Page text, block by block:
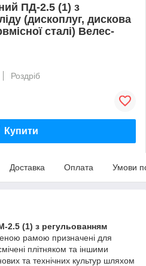
ПД-2.5 (1) з
(дископлуг, дискова
сталі) Велес-
Роздріб
Купити
Доставка Оплата Умови
2.5 (1) з регульованням
рамою призначені для
плітняком та іншими
та технічних культур шляхом